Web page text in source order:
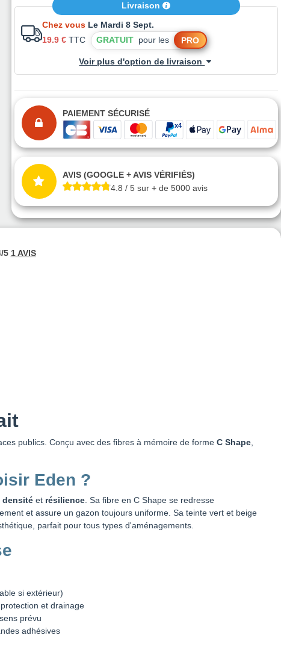
Livraison
Chez vous Le Mardi 8 Sept.
19.9 € TTC GRATUITpour les PRO
Voir plus d'option de livraison
PAIEMENT SÉCURISÉ
AVIS (GOOGLE + AVIS VÉRIFIÉS)
4.8 / 5 sur + de 5000 avis
5 1 AVIS
publics. Conçu avec des fibres à mémoire de forme C Shape
Eden ?
densité et résilience . Sa fibre en C Shape se redresse
et assure un gazon toujours uniforme. Sa teinte vert et beige
parfait pour tous types d'aménagements.
si extérieur)
et drainage
prévu
adhésives